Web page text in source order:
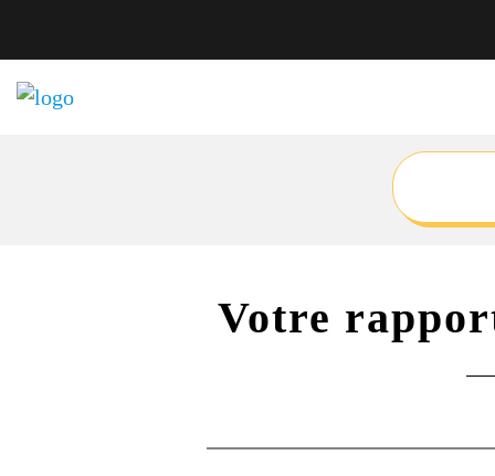
Votre